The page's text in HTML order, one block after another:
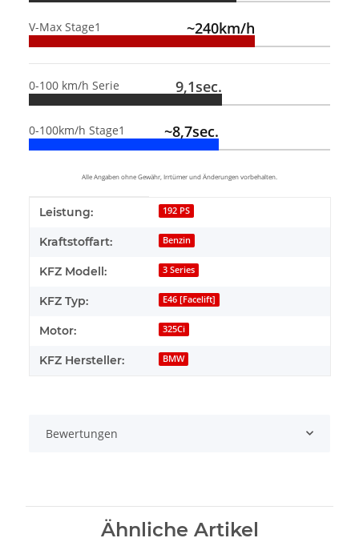
V-Max Stage1 ~240km/h
0-100 km/h Serie 9,1sec.
0-100km/h Stage1 ~8,7sec.
Alle Angaben ohne Gewähr, Irrtümer und Änderungen vorbehalten.
Produkteigenschaft
Wert
Leistung: 192 PS
Kraftstoffart: Benzin
KFZ Modell: 3 Series
KFZ Typ: E46 [Facelift]
Motor: 325Ci
KFZ Hersteller: BMW
Bewertungen
Ähnliche Artikel